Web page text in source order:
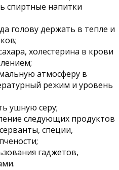
спиртные напитки
голову держать в тепле и
холестерина в крови
атмосферу в
режим и уровень
ушную серу;
следующих продуктов
специи,
гаджетов,